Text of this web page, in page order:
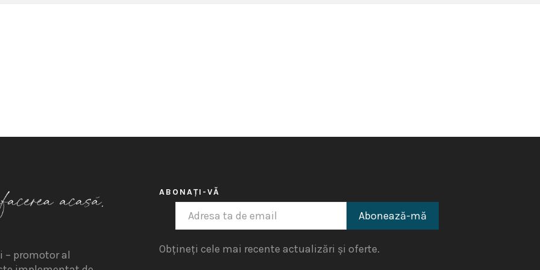
– promotor al
ABONAȚI-VĂ
Obțineți cele mai recente actualizări și oferte.